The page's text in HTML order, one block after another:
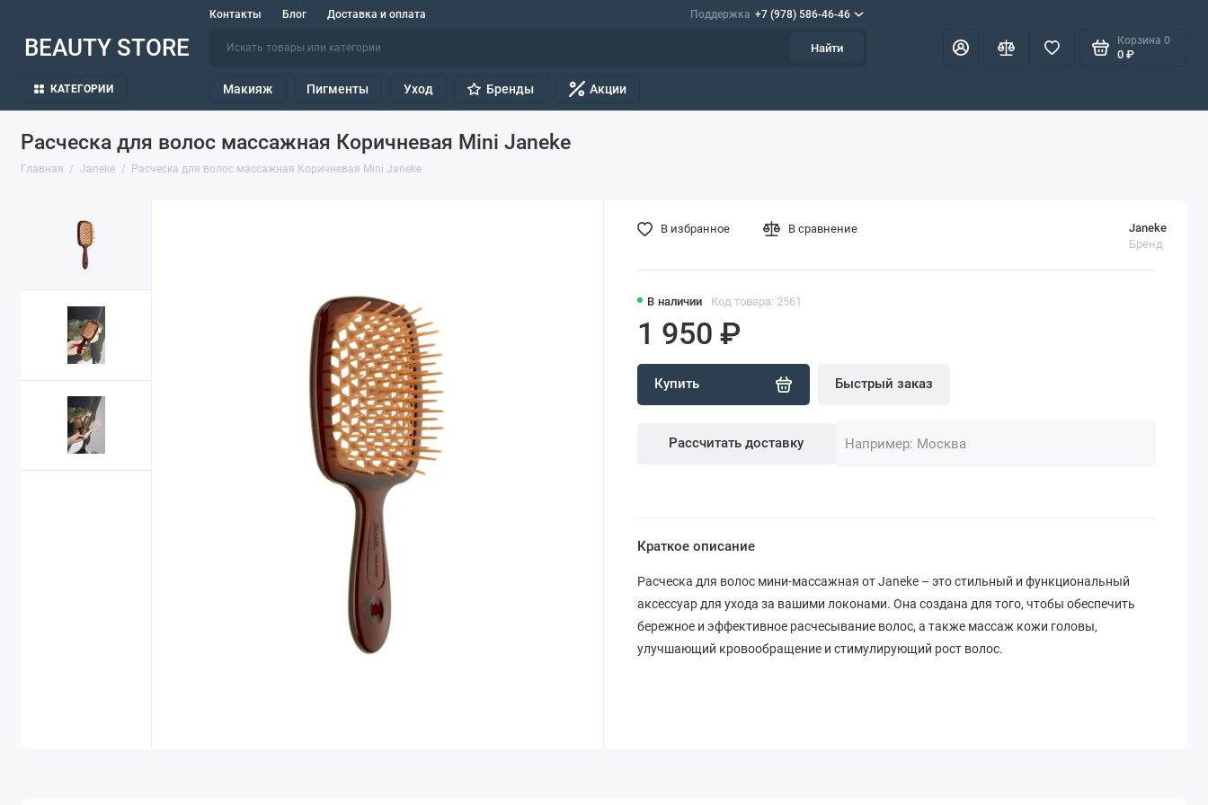
Контакты Блог Доставка и оплата Поддержка +7 (978) 586-46-46
BEAUTY STORE Найти
Корзина 0
0 ₽
КАТЕГОРИИ Макияж Пигменты Уход Бренды Акции
Расческа для волос массажная Коричневая Mini Janeke
Главная Janeke Расческа для волос массажная Коричневая Mini Janeke
В наличии Код товара: 2561
Janeke
Бренд
1 950 ₽
Купить Быстрый заказ
Рассчитать доставку
В избранное В сравнение
Краткое описание
Расческа для волос мини-массажная от Janeke – это стильный и функциональный
аксессуар для ухода за вашими локонами. Она создана для того, чтобы обеспечить
бережное и эффективное расчесывание волос, а также массаж кожи головы,
улучшающий кровообращение и стимулирующий рост волос.